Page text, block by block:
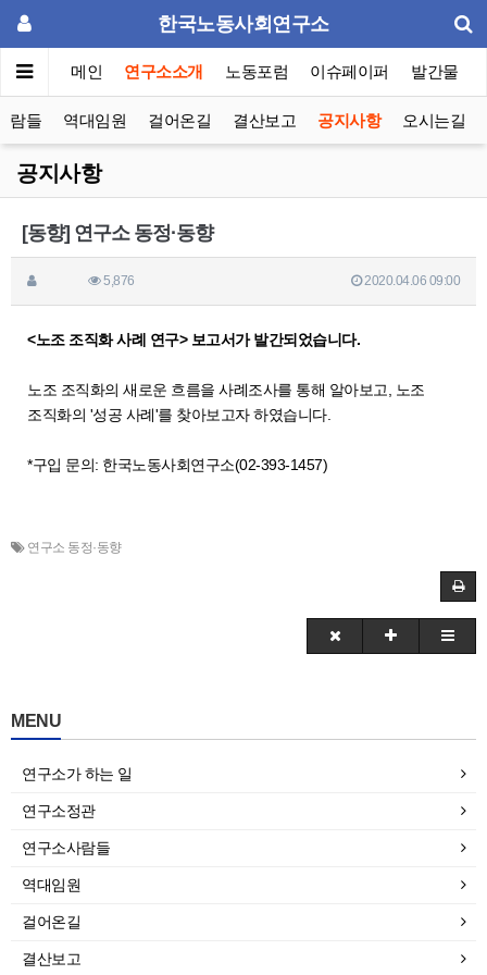
한국노동사회연구소
메인 연구소소개 노동포럼 이슈페이퍼 발간물
람들 역대임원 걸어온길 결산보고 공지사항 오시는길
공지사항
[동향] 연구소 동정·동향
5,876 2020.04.06 09:00
<노조 조직화 사례 연구> 보고서가 발간되었습니다.
노조 조직화의 새로운 흐름을 사례조사를 통해 알아보고, 노조
조직화의 '성공 사례'를 찾아보고자 하였습니다.
*구입 문의: 한국노동사회연구소(02-393-1457)
연구소 동정·동향
MENU
연구소가 하는 일
연구소정관
연구소사람들
역대임원
걸어온길
결산보고